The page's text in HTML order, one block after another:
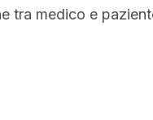
tra medico e